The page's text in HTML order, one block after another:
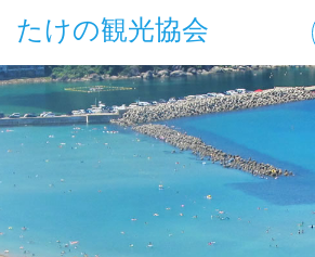
たけの観光協会
“たけの” の魅力
過ごし方
みどころ